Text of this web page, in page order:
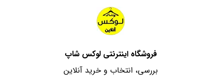
فروشگاه اینترنتی لوکس شاپ
بررسی، انتخاب و خرید آنلاین